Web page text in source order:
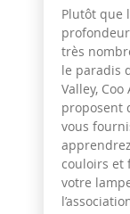
Plutôt que
très
le paradis
Valley,
proposent
vous
couloirs et
votre